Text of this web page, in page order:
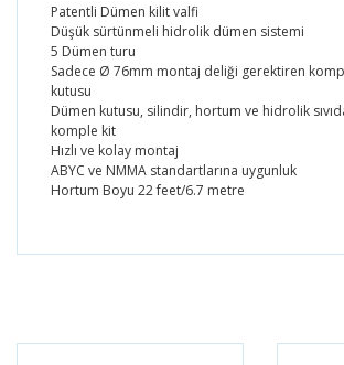
Patentli Dümen kilit valfi
Düşük sürtünmeli hidrolik dümen sistemi
5 Dümen turu
Sadece Ø 76mm montaj deliği gerektiren
kutusu
Dümen kutusu, silindir, hortum ve hidrolik
komple kit
Hızlı ve kolay montaj
ABYC ve NMMA standartlarına uygunluk
Hortum Boyu 22 feet/6.7 metre
Yorum Yaz